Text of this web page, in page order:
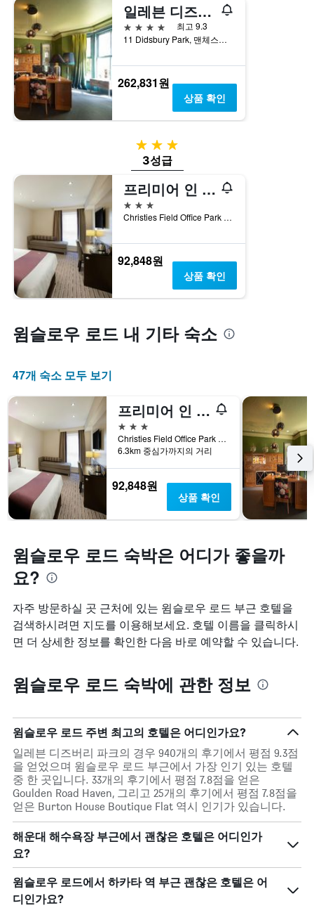
일레븐 디즈버리 파크
4성급
최고 9.3
11 Didsbury Park, 맨체스터, 영국
262,831원
상품 확인
3성급
3성급
프리미어 인 맨체스터 웨스트 디즈버리
3성급
Christies Field Office Park Derwent Ave, 맨체스터, 영국
92,848원
상품 확인
윔슬로우 로드 내 기타 숙소
47개 숙소 모두 보기
프리미어 인 맨체스터 웨스트 디즈버리
3성급
Christies Field Office Park Derwent Ave, 맨체스터, 영국
6.3km 중심가까지의 거리
92,848원
상품 확인
윔슬로우 로드 숙박은 어디가 좋을까
요?
자주 방문하실 곳 근처에 있는 윔슬로우 로드 부근 호텔을
검색하시려면 지도를 이용해보세요. 호텔 이름을 클릭하시
면 더 상세한 정보를 확인한 다음 바로 예약할 수 있습니다.
윔슬로우 로드 숙박에 관한 정보
윔슬로우 로드 주변 최고의 호텔은 어디인가요?
일레븐 디즈버리 파크의 경우 940개의 후기에서 평점 9.3점
을 얻었으며 윔슬로우 로드 부근에서 가장 인기 있는 호텔
중 한 곳입니다. 33개의 후기에서 평점 7.8점을 얻은
Goulden Road Haven, 그리고 25개의 후기에서 평점 7.8점을
얻은 Burton House Boutique Flat 역시 인기가 있습니다.
해운대 해수욕장 부근에서 괜찮은 호텔은 어디인가
요?
윔슬로우 로드에서 하카타 역 부근 괜찮은 호텔은 어
디인가요?